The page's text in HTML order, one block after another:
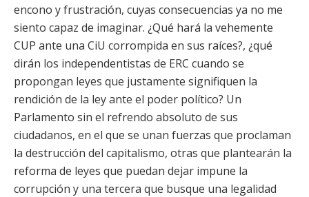
encono y frustración, cuyas consecuencias ya no me
siento capaz de imaginar. ¿Qué hará la vehemente
CUP ante una CiU corrompida en sus raíces?, ¿qué
dirán los independentistas de ERC cuando se
propongan leyes que justamente signifiquen la
rendición de la ley ante el poder político? Un
Parlamento sin el refrendo absoluto de sus
ciudadanos, en el que se unan fuerzas que proclaman
la destrucción del capitalismo, otras que plantearán la
reforma de leyes que puedan dejar impune la
corrupción y una tercera que busque una legalidad